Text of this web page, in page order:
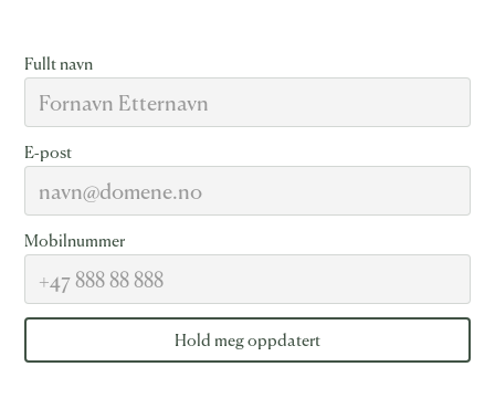
Fullt navn
E-post
Mobilnummer